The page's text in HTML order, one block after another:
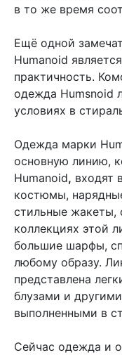
в то же время
Ещё одной
Humanoid
практичность.
одежда Humsnoid
условиях в
Одежда марки
основную линию,
Humanoid, входят
костюмы,
стильные жакеты,
коллекциях этой
большие шарфы,
любому образу.
представлена
блузами и
выполненными в
Сейчас одежда и